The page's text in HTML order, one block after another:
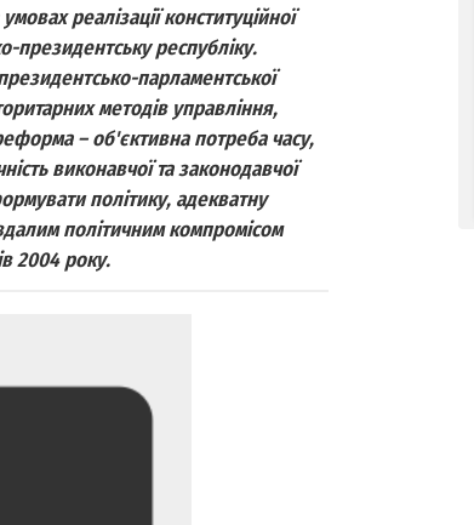
реалізації конституційної
президентську республіку.
парламентської
методів управління,
– об'єктивна потреба часу,
виконавчої та законодавчої
політику, адекватну
політичним компромісом
2004 року.